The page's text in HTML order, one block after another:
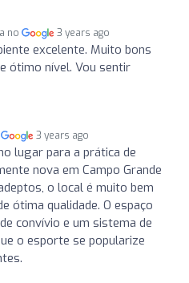
no 3 years ago
excelente. Muito bons
ótimo nível. Vou sentir
3 years ago
lugar para a prática de
nova em Campo Grande
o local é muito bem
ótima qualidade. O espaço
convívio e um sistema de
o esporte se popularize